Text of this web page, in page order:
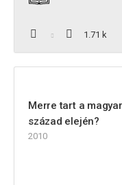
1.71 k
Merre tart a
század elején?
2010